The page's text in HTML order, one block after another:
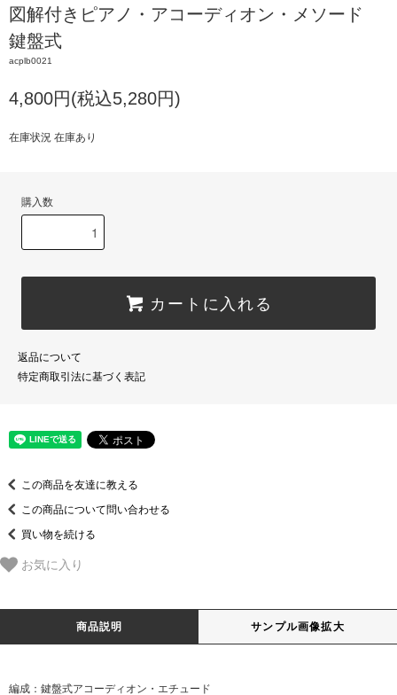
図解付きピアノ・アコーディオン・メソード
鍵盤式
acplb0021
4,800円(税込5,280円)
在庫状況 在庫あり
購入数
カートに入れる
返品について
特定商取引法に基づく表記
この商品を友達に教える
この商品について問い合わせる
買い物を続ける
お気に入り
商品説明 サンプル画像拡大
編成：鍵盤式アコーディオン・エチュード